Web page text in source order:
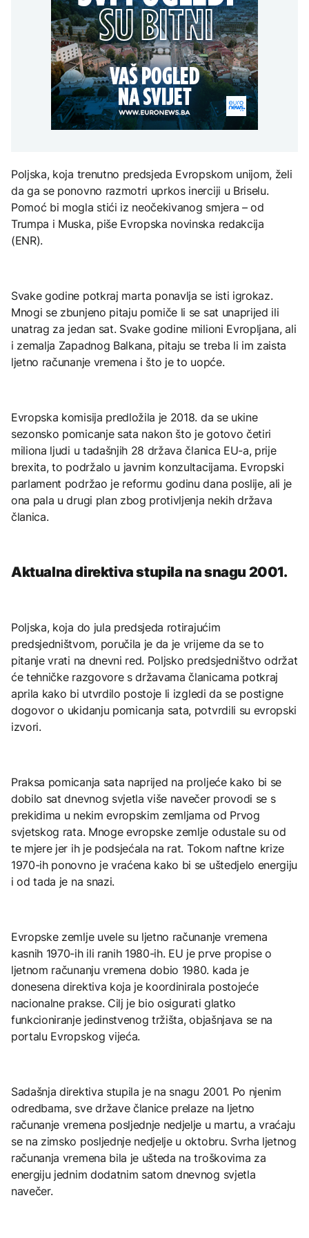
Grada sankcionisan
zbog isticanja zastave sa
ljiljanima
CRNA HRONIKA
Muškarac iz Novog
Grada sankcionisan
zbog isticanja zastave sa
ljiljanima
AKTUELNO
Spajić odbacio
mogućnost EU za
gradnju migrantskih
centara u Crnoj Gori
Trump: Iran će biti 'vrlo
teško pogođen' ako ne
otvori Hormuški moreuz
'veoma brzo'
AKTUELNO
Stotine ljudi na granici
Maroka i Seute tragaju za
nestalim članovima
na Mjesec
TEHNOLOGIJA
Britanska kraljevska
kovnica iz elektronskog
otpada izdvaja zlato
ZDRAVLJE
Ruska vakcina protiv
melanoma: Prvi pacijent
uskoro završava terapiju
Poljska, koja trenutno predsjeda Evropskom unijom, želi
da ga se ponovno razmotri uprkos inerciji u Briselu.
Pomoć bi mogla stići iz neočekivanog smjera – od
Trumpa i Muska, piše Evropska novinska redakcija
(ENR).
Svake godine potkraj marta ponavlja se isti igrokaz.
Mnogi se zbunjeno pitaju pomiče li se sat unaprijed ili
unatrag za jedan sat. Svake godine milioni Evropljana, ali
i zemalja Zapadnog Balkana, pitaju se treba li im zaista
ljetno računanje vremena i što je to uopće.
Evropska komisija predložila je 2018. da se ukine
sezonsko pomicanje sata nakon što je gotovo četiri
miliona ljudi u tadašnjih 28 država članica EU-a, prije
brexita, to podržalo u javnim konzultacijama. Evropski
parlament podržao je reformu godinu dana poslije, ali je
ona pala u drugi plan zbog protivljenja nekih država
članica.
Aktualna direktiva stupila na snagu 2001.
Poljska, koja do jula predsjeda rotirajućim
predsjedništvom, poručila je da je vrijeme da se to
pitanje vrati na dnevni red. Poljsko predsjedništvo održat
će tehničke razgovore s državama članicama potkraj
aprila kako bi utvrdilo postoje li izgledi da se postigne
dogovor o ukidanju pomicanja sata, potvrdili su evropski
izvori.
Praksa pomicanja sata naprijed na proljeće kako bi se
dobilo sat dnevnog svjetla više navečer provodi se s
prekidima u nekim evropskim zemljama od Prvog
svjetskog rata. Mnoge evropske zemlje odustale su od
te mjere jer ih je podsjećala na rat. Tokom naftne krize
1970-ih ponovno je vraćena kako bi se uštedjelo energiju
i od tada je na snazi.
Evropske zemlje uvele su ljetno računanje vremena
kasnih 1970-ih ili ranih 1980-ih. EU je prve propise o
ljetnom računanju vremena dobio 1980. kada je
donesena direktiva koja je koordinirala postojeće
nacionalne prakse. Cilj je bio osigurati glatko
funkcioniranje jedinstvenog tržišta, objašnjava se na
portalu Evropskog vijeća.
Sadašnja direktiva stupila je na snagu 2001. Po njenim
odredbama, sve države članice prelaze na ljetno
računanje vremena posljednje nedjelje u martu, a vraćaju
se na zimsko posljednje nedjelje u oktobru. Svrha ljetnog
računanja vremena bila je ušteda na troškovima za
energiju jednim dodatnim satom dnevnog svjetla
navečer.